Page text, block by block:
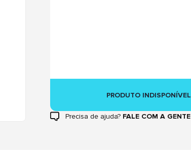
PRODUTO INDISPONÍVEL
Precisa de ajuda? FALE COM A GENTE